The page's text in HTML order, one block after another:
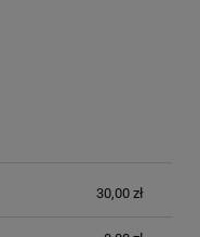
płatności
30,00 zł